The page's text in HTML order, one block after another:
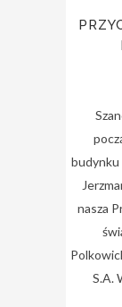
budynku
nasza
S.A.